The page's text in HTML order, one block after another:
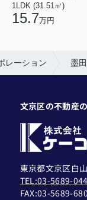
1LDK (31.51㎡)
15.7万円
レーション 墨
文京区の不動産
東京都文京区白
TEL:03-5689-
FAX:03-5689-